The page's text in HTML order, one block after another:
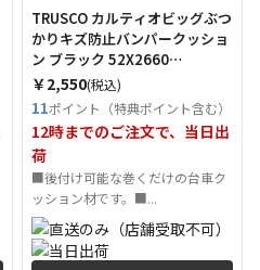
TRUSCO カルティオビッグぶつ
かりキズ防止バンパークッショ
ン ブラック 52X2660
（Tcode：5559395）
￥2,550(税込)
11ポイント（特典ポイント含む）
12時までのご注文で、当日出
荷
■後付け可能な巻くだけの台車ク
ッション材です。■...